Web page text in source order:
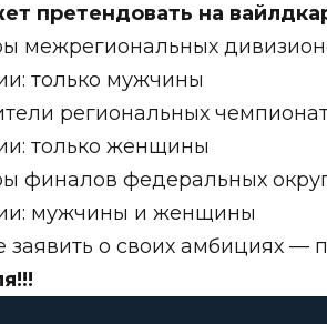
претендовать на
межрегиональных
только мужчины
региональных
только женщины
финалов федеральных
мужчины и женщины
о своих амбициях —